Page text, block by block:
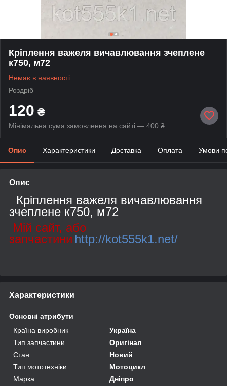
Кріплення важеля вичавлювання зчеплене
к750, м72
Немає в наявності
Роздріб
120 ₴
Мінімальна сума замовлення на сайті — 400 ₴
Опис Характеристики Доставка Оплата Умови
Опис
Кріплення важеля вичавлювання
зчеплене к750, м72
Мій сайт, або
запчастини http://kot555k1.net/
Характеристики
Основні атрибути
Країна виробник
Україна
Тип запчастини
Оригінал
Стан
Новий
Тип мототехніки
Мотоцикл
Марка
Дніпро